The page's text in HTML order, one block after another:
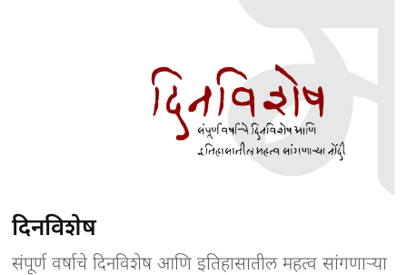
दिनविशेष
संपूर्ण वर्षाचे दिनविशेष आणि इतिहासातील महत्व सांगणाऱ्या